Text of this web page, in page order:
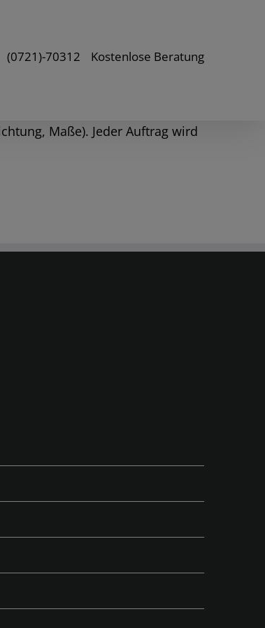
(0721)-70312 Kostenlose Beratung
Maße). Jeder Auftrag wird